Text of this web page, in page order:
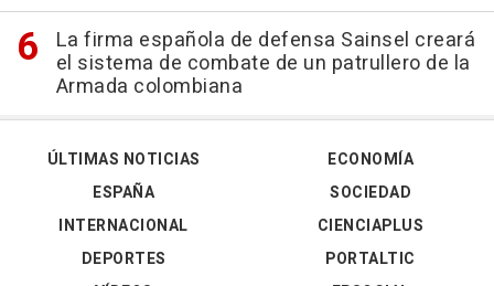
La firma española de defensa Sainsel creará
el sistema de combate de un patrullero de la
Armada colombiana
ÚLTIMAS NOTICIAS
ESPAÑA
INTERNACIONAL
DEPORTES
ECONOMÍA
SOCIEDAD
CIENCIAPLUS
PORTALTIC